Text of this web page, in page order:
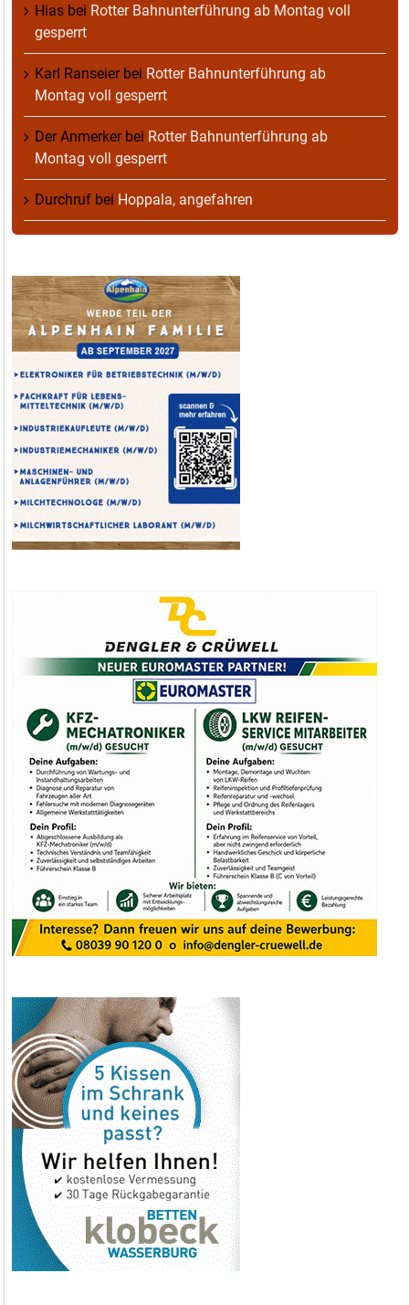
Hias bei Rotter Bahnunterführung ab Montag voll
gesperrt
Karl Ranseierbei Rotter Bahnunterführung ab
Montag voll gesperrt
Der Anmerkerbei Rotter Bahnunterführung ab
Montag voll gesperrt
Durchruf bei Hoppala, angefahren